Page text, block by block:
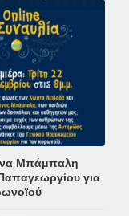
Μπάμπαλη
για